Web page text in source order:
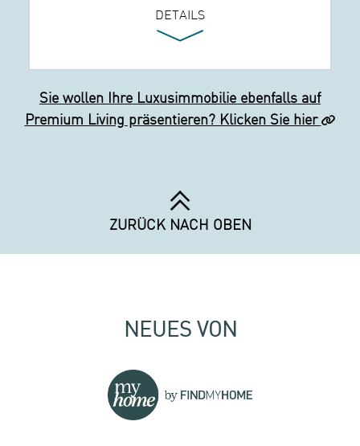
DETAILS
Sie wollen Ihre Luxusimmobilie ebenfalls auf
Premium Living präsentieren? Klicken Sie hier
ZURÜCK NACH OBEN
NEUES VON